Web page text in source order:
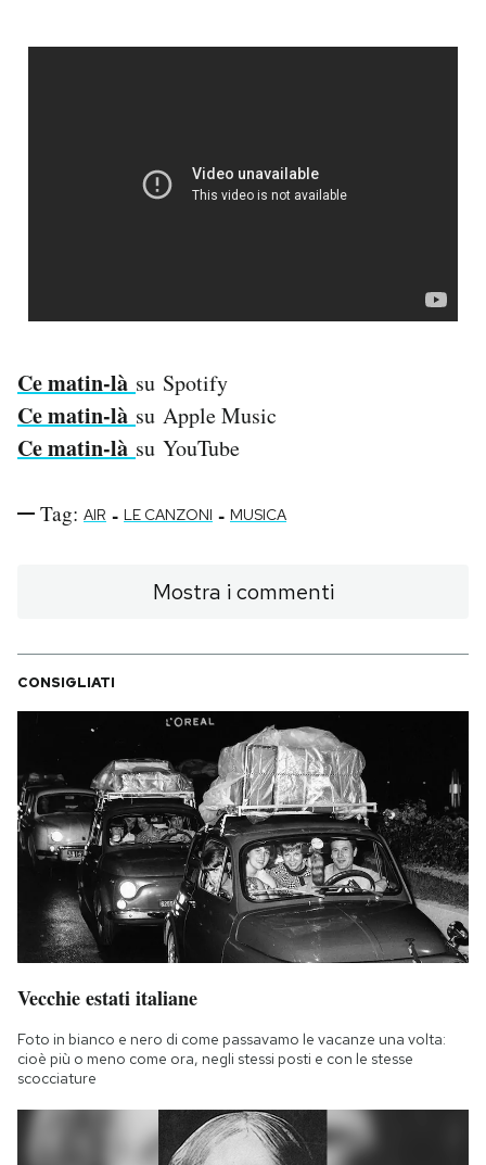
Ce matin-là su Spotify
Ce matin-là su Apple Music
Ce matin-là su YouTube
Tag: AIR - LE CANZONI - MUSICA
Mostra i commenti
CONSIGLIATI
Vecchie estati italiane
Foto in bianco e nero di come passavamo le vacanze una volta:
cioè più o meno come ora, negli stessi posti e con le stesse
scocciature